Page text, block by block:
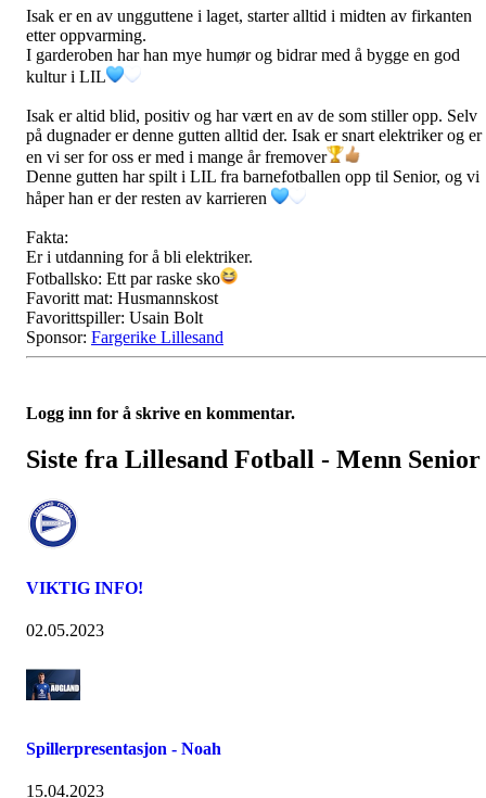
Isak er en av ungguttene i laget, starter alltid i midten av firkanten
etter oppvarming.
I garderoben har han mye humør og bidrar med å bygge en god
kultur i LIL
Isak er altid blid, positiv og har vært en av de som stiller opp. Selv
på dugnader er denne gutten alltid der. Isak er snart elektriker og er
en vi ser for oss er med i mange år fremover
Denne gutten har spilt i LIL fra barnefotballen opp til Senior, og vi
håper han er der resten av karrieren
Fakta:
Er i utdanning for å bli elektriker.
Fotballsko: Ett par raske sko
Favoritt mat: Husmannskost
Favorittspiller: Usain Bolt
Sponsor: Fargerike Lillesand
Logg inn for å skrive en kommentar.
Siste fra Lillesand Fotball - Menn Senior
VIKTIG INFO!
02.05.2023
Spillerpresentasjon - Noah
15.04.2023